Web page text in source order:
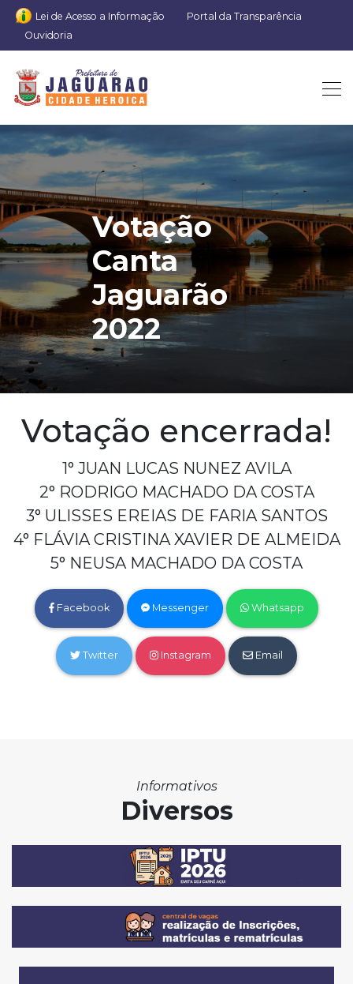
Lei de Acesso a Informação
Portal da Transparência
Ouvidoria
Votação
Canta
Jaguarão
2022
Votação encerrada!
1° JUAN LUCAS NUNEZ AVILA
2° RODRIGO MACHADO DA COSTA
3° ULISSES EREIAS DE FARIA SANTOS
4° FLÁVIA CRISTINA XAVIER DE ALMEIDA
5° NEUSA MACHADO DA COSTA
Facebook Messenger Whatsapp
Twitter Instagram Email
Informativos
Diversos